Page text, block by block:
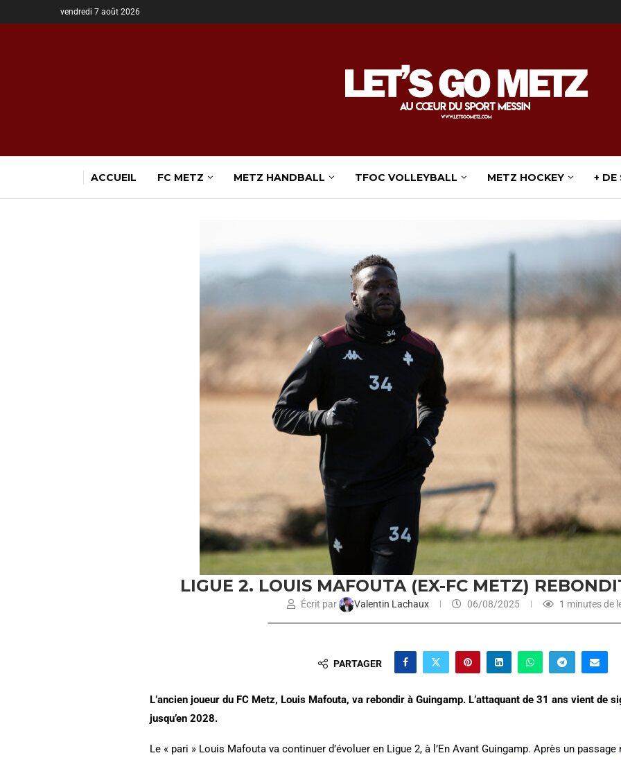
vendredi 7 août 2026
ACCUEIL FC METZ METZ HANDBALL TFOC VOLLEYBALL METZ HOCKEY + DE
LIGUE 2. LOUIS MAFOUTA (EX-FC METZ)
Écrit par Valentin Lachaux 06/08/2025 1 minutes de
PARTAGER
L’ancien joueur du FC Metz, Louis Mafouta, va rebondir à Guingamp. L’attaquant de 31 ans vient de
jusqu’en 2028.
Le « pari » Louis Mafouta va continuer d’évoluer en Ligue 2, à l’En Avant Guingamp. Après un passage